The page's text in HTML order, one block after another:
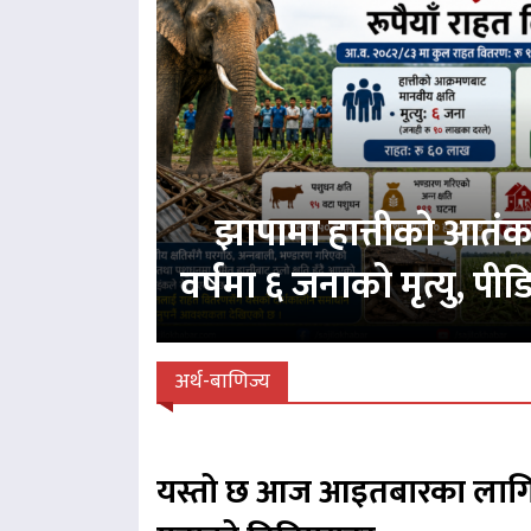
झापामा हात्तीको
वर्षमा ६ जनाको मृत्यु,
अर्थ-बाणिज्य
यस्तो छ आज आइतबारका